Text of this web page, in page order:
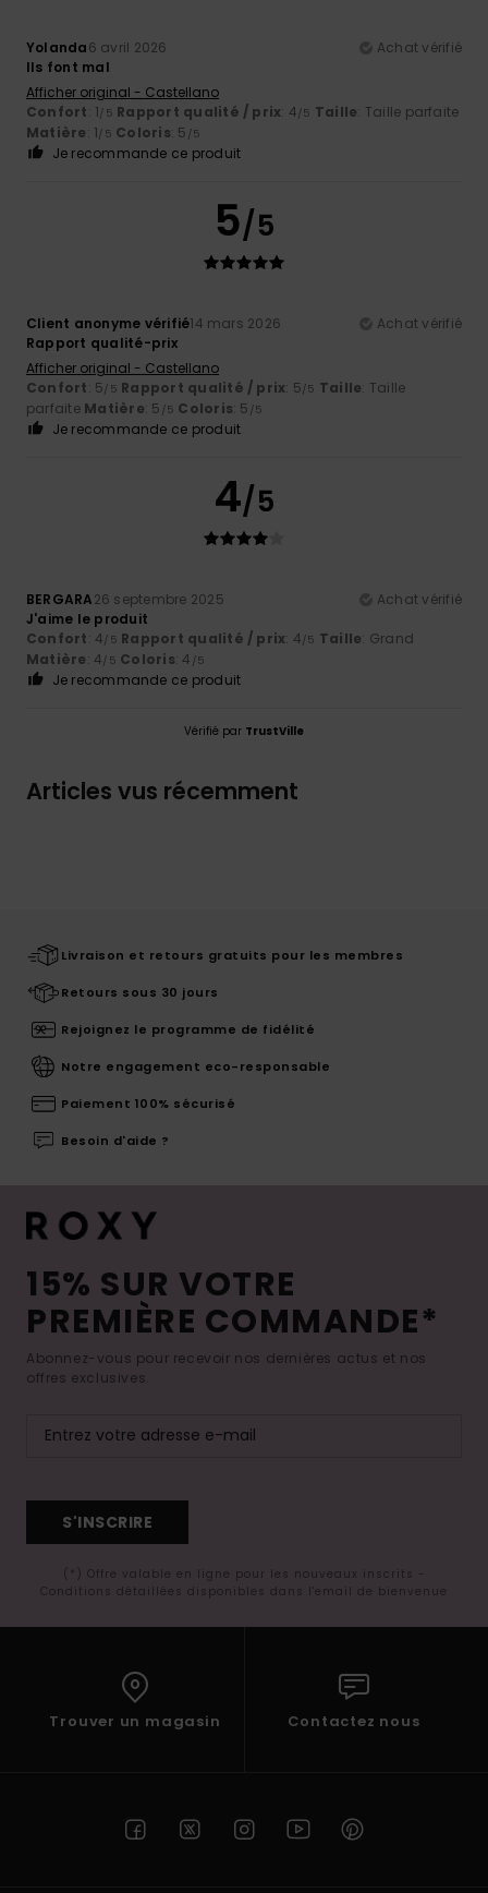
Yolanda6 avril 2026
Achat vérifié
Ils font mal
Afficher original - Castellano
Confort: 1/5 Rapport qualité / prix: 4/5 Taille: Taille parfaite
Matière: 1/5 Coloris: 5 /5
Je recommande ce produit
5/5
Client anonyme vérifié14 mars 2026
Achat vérifié
Rapport qualité-prix
Afficher original - Castellano
Confort: 5/5 Rapport qualité / prix: 5/5 Taille: Taille
parfaite Matière: 5 /5 Coloris: 5 /5
Je recommande ce produit
4/5
BERGARA26 septembre 2025
Achat vérifié
J'aime le produit
Confort: 4/5 Rapport qualité / prix: 4/5 Taille: Grand
Matière: 4/5 Coloris: 4 /5
Je recommande ce produit
Vérifié par TrustVille
Articles vus récemment
Livraison et retours gratuits pour les membres
Retours sous 30 jours
Rejoignez le programme de fidélité
Notre engagement eco-responsable
Paiement 100% sécurisé
Besoin d'aide ?
15% SUR VOTRE
PREMIÈRE COMMANDE*
Abonnez-vous pour recevoir nos dernières actus et nos
offres exclusives.
S'INSCRIRE
(*) Offre valable en ligne pour les nouveaux inscrits -
Conditions détaillées disponibles dans l'email de bienvenue
Trouver un magasin Contactez nous